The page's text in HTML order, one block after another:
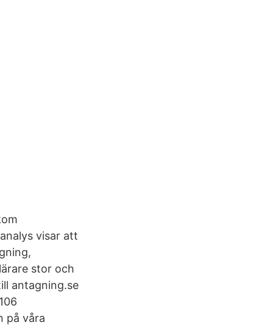
visar att
stor och
antagning.se
på våra